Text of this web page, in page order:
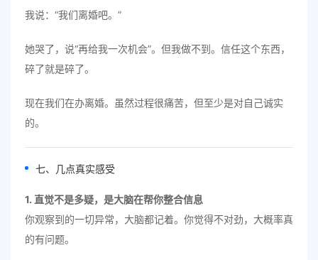
我说：“我们离婚吧。”
她哭了，说“再给我一次机会”。但我做不到。信任这个东西，
碎了就是碎了。
现在我们在办离婚。虽然过程很痛苦，但至少是对自己诚实
的。
七、几点真实感受
1. 直觉不是多疑，是大脑在帮你整合信息
你观察到的一切异常，大脑都记着。你觉得不对劲，大概率真
的有问题。